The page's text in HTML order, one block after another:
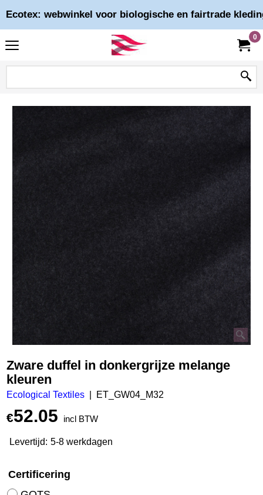
Ecotex: webwinkel voor biologische en fairtrade
0
Zware duffel in donkergrijze melange
kleuren
Ecological Textiles ET_GW04_M32
€52.05 incl BTW
Levertijd: 5-8 werkdagen
Certificering